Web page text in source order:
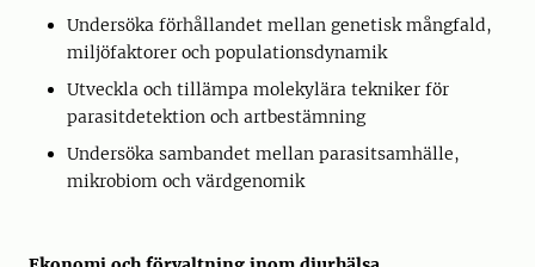
Undersöka förhållandet mellan genetisk mångfald,
miljöfaktorer och populationsdynamik
Utveckla och tillämpa molekylära tekniker för
parasitdetektion och artbestämning
Undersöka sambandet mellan parasitsamhälle,
mikrobiom och värdgenomik